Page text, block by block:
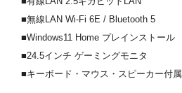
■無線LAN Wi-Fi 6E / Bluetooth 5
■Windows11 Home プレインストール
■24.5インチ ゲーミングモニタ
■キーボード・マウス・スピーカー付属